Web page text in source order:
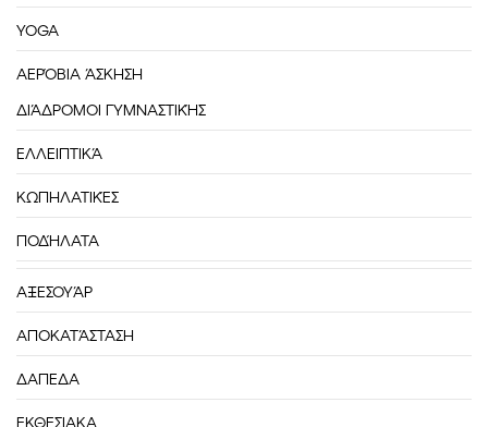
YOGA
ΑΕΡΌΒΙΑ ΆΣΚΗΣΗ
ΔΙΆΔΡΟΜΟΙ ΓΥΜΝΑΣΤΙΚΉΣ
ΕΛΛΕΙΠΤΙΚΆ
ΚΩΠΗΛΑΤΙΚΈΣ
ΠΟΔΉΛΑΤΑ
ΑΞΕΣΟΥΆΡ
ΑΠΟΚΑΤΆΣΤΑΣΗ
ΔΑΠΕΔΑ
ΕΚΘΕΣΙΑΚΑ